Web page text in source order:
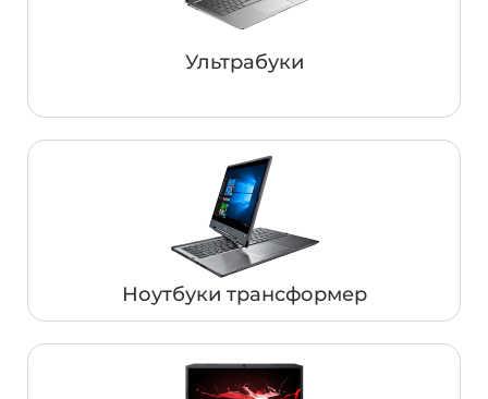
Ультрабуки
Ноутбуки трансформер